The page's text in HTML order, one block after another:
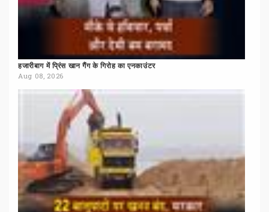
हजारीबाग में प्रिंस खान गैंग के गिरोह का एनकाउंटर
Aug 08, 2026